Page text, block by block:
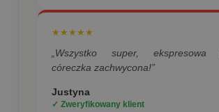
★★★★★
„Wszystko super, ekspresowa
córeczka zachwycona!”
Justyna
✓ Zweryfikowany klient